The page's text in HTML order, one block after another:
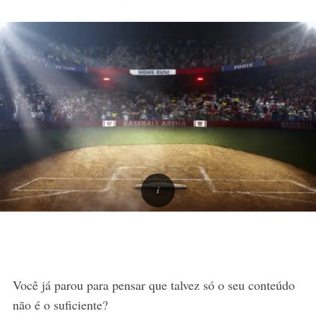
Você já parou para pensar que talvez só o seu conteúdo
não é o suficiente?